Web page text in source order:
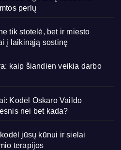
perlų
tik stotelė, bet ir miesto
į laikinąją sostinę
kaip šiandien veikia darbo
Kodėl Oskaro Vaildo
nei bet kada?
jūsų kūnui ir sielai
terapijos